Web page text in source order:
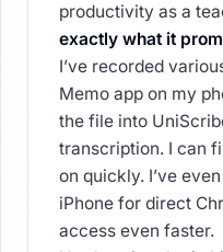
productivity as a
exactly what it
I’ve recorded
Memo app on my
the file into
transcription. I can
on quickly. I’ve
iPhone for direct
access even faster.